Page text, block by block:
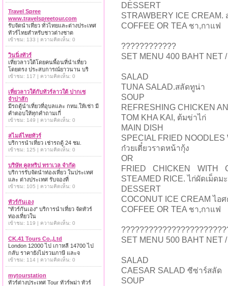
DESSERT
STRAWBERY ICE CREAM.
COFFEE OR TEA ชา,กาแฟ
????????????
SET MENU 400 BAHT NET
SALAD
TUNA SALAD.สลัดทูน่า
SOUP
REFRESHING CHICKEN
TOM KHA KAI, ต้มข่าไก่
MAIN DISH
SPECIAL FRIED NOODLES
ก๋วยเตี๋ยวราดหน้ากุ้ง
OR
FRIED CHICKEN WITH
STEAMED RICE. ไก่ผัดเม็ดม
DESSERT
COCONUT ICE CREAM ไอ
COFFEE OR TEA ชา,กาแฟ
SET MENU 500 BAHT NET
SALAD
CAESAR SALAD ซีซ่าร์สลัด
SOUP
Travel Spree
www.travelspreetour.com
รับจัดนำเที่ยว ทั่วไทยและต่างประเทศ
ทัวร์ไทยสำหรับชาวต่างชาต
เข้าชม: 133 | ความคิดเห็น: 0
วินนิ่งทัวร์
เที่ยวลาวใต้โดยคนพื้อนที่นำเที่ยว
โดยตรง ประสบการณ์ยาวนาน บริ
เข้าชม: 117 | ความคิดเห็น: 0
เที่ยวลาวใต้กับทัวร์ลาวใต้ ปากเซ
จำปาสัก
มีรถตู้นำเที่ยวที่อุบลและ กทม.ให้เช่า มี
คำตอบให้ทุกคำถามเกี่
เข้าชม: 149 | ความคิดเห็น: 0
สไมล์ไทยทัวร์
บริการนำเที่ยว เช่ารถตู้ 24 ชม.
เข้าชม: 125 | ความคิดเห็น: 0
บริษัท คูลทริป ทราเวล จำกัด
บริการรับจัดนำท่องเที่ยว ในประเทศ
และ ต่างประเทศ รับจองที่
เข้าชม: 105 | ความคิดเห็น: 0
ทัวร์กันเอง
"ทัวร์กันเอง" บริการนำเที่ยว จัดทัวร์
ท่องเที่ยวใน
เข้าชม: 119 | ความคิดเห็น: 0
CK.41 Tours Co.,Ltd
London 12000 ไป เกาหลี 14700 ไป
กลับ ราคายังไม่รวมภาษี และจ
เข้าชม: 114 | ความคิดเห็น: 0
mytourstation
ทัวร์ต่างประเทศ Tour ทัวร์พม่า ทัวร์